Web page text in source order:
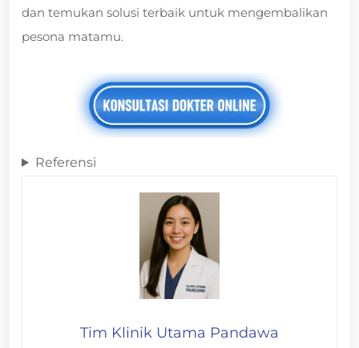
dan temukan solusi terbaik untuk mengembalikan
pesona matamu.
Referensi
Tim Klinik Utama Pandawa